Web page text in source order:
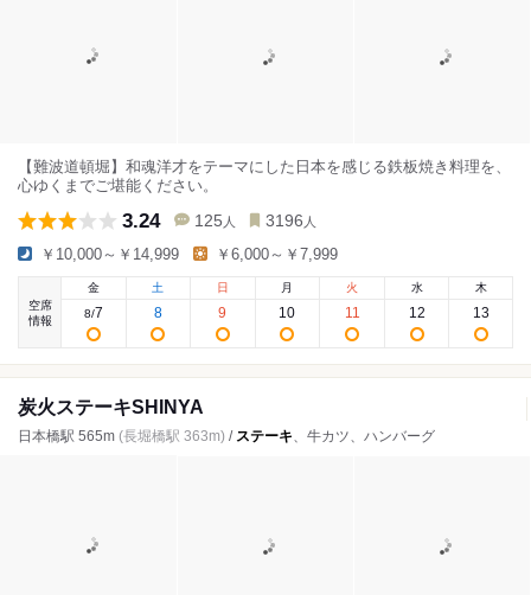
【難波道頓堀】和魂洋才をテーマにした日本を感じる鉄板焼き料理を、
心ゆくまでご堪能ください。
3.24 125 人 3196 人
￥10,000～￥14,999 ￥6,000～￥7,999
空席
情報
金
8/7
土
8
日
9
月
10
火
11
水
12
木
13
炭火ステーキSHINYA
日本橋駅 565m (長堀橋駅 363m) / ステーキ、牛カツ、ハンバーグ